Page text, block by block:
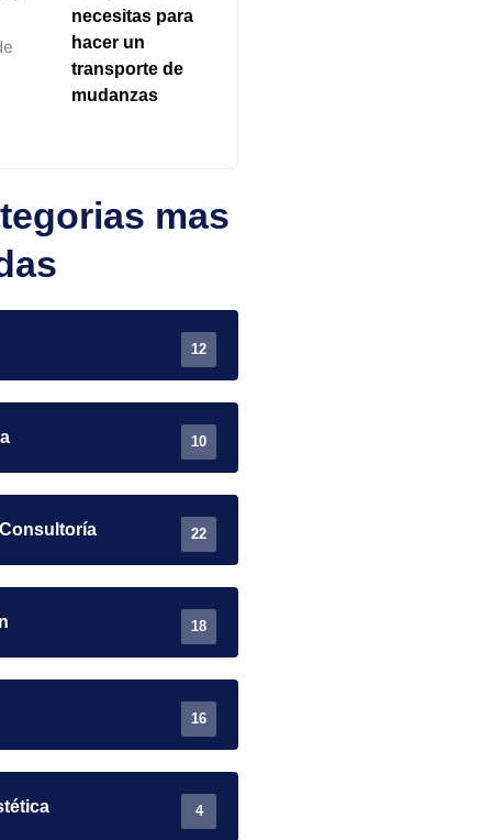
necesitas para
hacer un
transporte de
mudanzas
mas
12
10
22
18
16
4